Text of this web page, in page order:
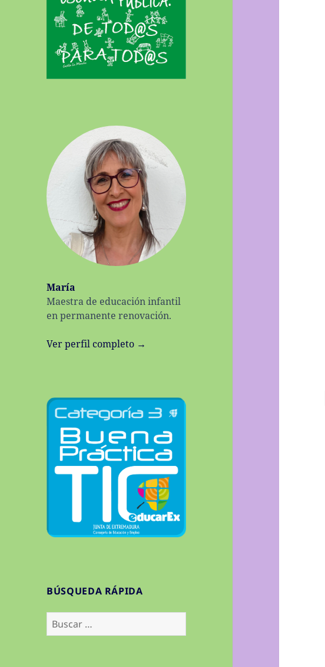
María
Maestra de educación infantil
en permanente renovación.
Ver perfil completo →
BÚSQUEDA RÁPIDA
Buscar: